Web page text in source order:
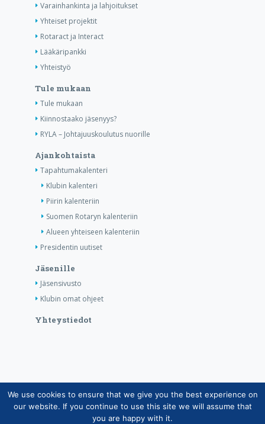
Varainhankinta ja lahjoitukset
Yhteiset projektit
Rotaract ja Interact
Lääkäripankki
Yhteistyö
Tule mukaan
Tule mukaan
Kiinnostaako jäsenyys?
RYLA – Johtajuuskoulutus nuorille
Ajankohtaista
Tapahtumakalenteri
Klubin kalenteri
Piirin kalenteriin
Suomen Rotaryn kalenteriin
Alueen yhteiseen kalenteriin
Presidentin uutiset
Jäsenille
Jäsensivusto
Klubin omat ohjeet
Yhteystiedot
Copyright © Suomen Rotarypalvelu ry 2026 |
Jäsentietojärjestelmän tietosuojaseloste|Henkilötietojen
We use cookies to ensure that we give you the best experience on
our website. If you continue to use this site we will assume that
you are happy with it.